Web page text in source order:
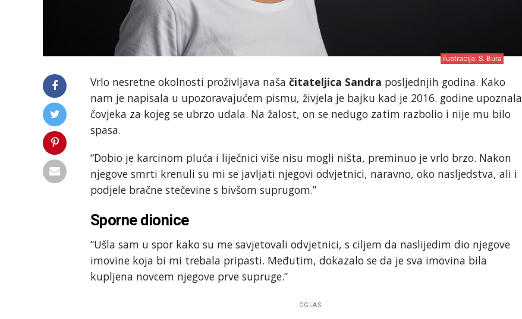
ilustracija: S. Bura
Vrlo nesretne okolnosti proživljava naša čitateljica Sandra posljednjih godina. Kako
nam je napisala u upozoravajućem pismu, živjela je bajku kad je 2016. godine upoznala
čovjeka za kojeg se ubrzo udala. Na žalost, on se nedugo zatim razbolio i nije mu bilo
spasa.
“Dobio je karcinom pluća i liječnici više nisu mogli ništa, preminuo je vrlo brzo. Nakon
njegove smrti krenuli su mi se javljati njegovi odvjetnici, naravno, oko nasljedstva, ali i
podjele bračne stečevine s bivšom suprugom.”
Sporne dionice
“Ušla sam u spor kako su me savjetovali odvjetnici, s ciljem da naslijedim dio njegove
imovine koja bi mi trebala pripasti. Međutim, dokazalo se da je sva imovina bila
kupljena novcem njegove prve supruge.”
OGLAS